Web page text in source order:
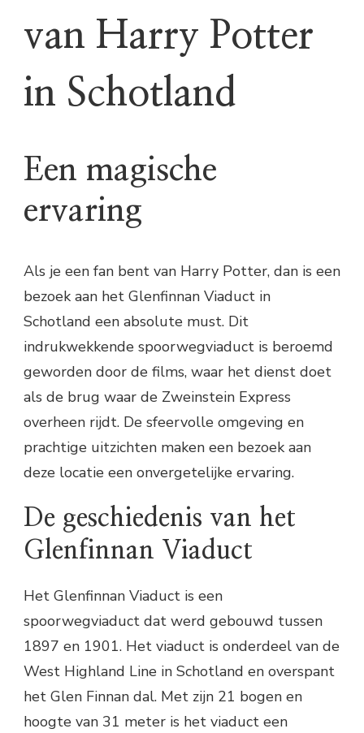
van Harry Potter
in Schotland
Een magische
ervaring
Als je een fan bent van Harry Potter, dan is een
bezoek aan het Glenfinnan Viaduct in
Schotland een absolute must. Dit
indrukwekkende spoorwegviaduct is beroemd
geworden door de films, waar het dienst doet
als de brug waar de Zweinstein Express
overheen rijdt. De sfeervolle omgeving en
prachtige uitzichten maken een bezoek aan
deze locatie een onvergetelijke ervaring.
De geschiedenis van het
Glenfinnan Viaduct
Het Glenfinnan Viaduct is een
spoorwegviaduct dat werd gebouwd tussen
1897 en 1901. Het viaduct is onderdeel van de
West Highland Line in Schotland en overspant
het Glen Finnan dal. Met zijn 21 bogen en
hoogte van 31 meter is het viaduct een